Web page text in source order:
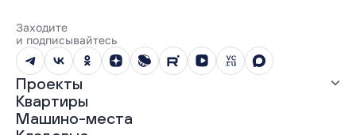
Заходите
и подписывайтесь
Проекты
Все проекты
ЖК «Абрикос»
Квартиры
Машино-места